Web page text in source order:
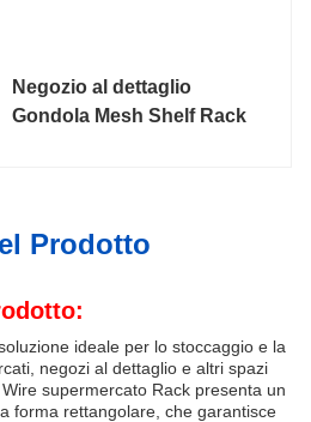
Negozio al dettaglio
Gondola Mesh Shelf Rack
Prodotto
ideale per lo stoccaggio e la
negozi al dettaglio e altri spazi
supermercato Rack presenta un
forma rettangolare, che garantisce